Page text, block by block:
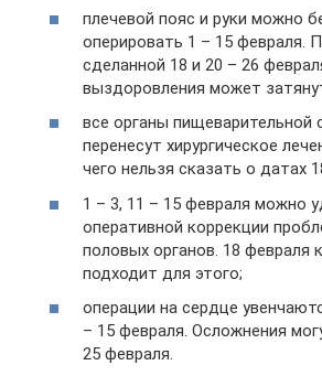
плечевой пояс и руки можно
оперировать 1 – 15 февраля.
сделанной 18 и 20 – 26
выздоровления может
все органы пищеварительной
перенесут хирургическое
чего нельзя сказать о датах
1 – 3, 11 – 15 февраля можно
оперативной коррекции
половых органов. 18 февраля
подходит для этого;
операции на сердце
– 15 февраля. Осложнения
25 февраля.